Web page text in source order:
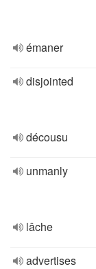
émaner
disjointed
décousu
unmanly
lâche
advertises